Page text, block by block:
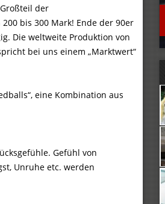
der
bis 300 Mark! Ende der 90er
Die weltweite Produktion von
bei uns einem „Marktwert“
eine Kombination aus
Gefühl von
Unruhe etc. werden